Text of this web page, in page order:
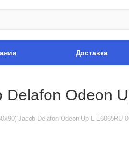
Доставка
Odeon
Jacob Delafon Odeon Up L E6065RU-